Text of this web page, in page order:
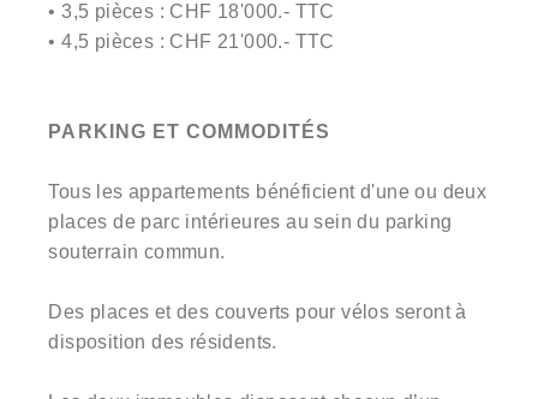
• 3,5 pièces : CHF 18'000.- TTC
• 4,5 pièces : CHF 21'000.- TTC
PARKING ET COMMODITÉS
Tous les appartements bénéficient d'une ou deux
places de parc intérieures au sein du parking
souterrain commun.
Des places et des couverts pour vélos seront à
disposition des résidents.